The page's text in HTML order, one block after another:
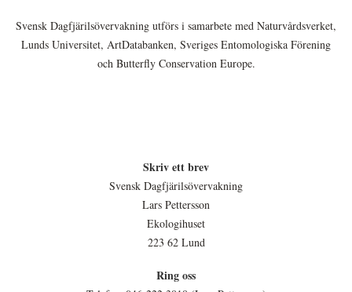
Svensk Dagfjärilsövervakning utförs i samarbete med Naturvårdsverket,
Lunds Universitet, ArtDatabanken, Sveriges Entomologiska Förening
och Butterfly Conservation Europe.
Skriv ett brev
Svensk Dagfjärilsövervakning
Lars Pettersson
Ekologihuset
223 62 Lund
Ring oss